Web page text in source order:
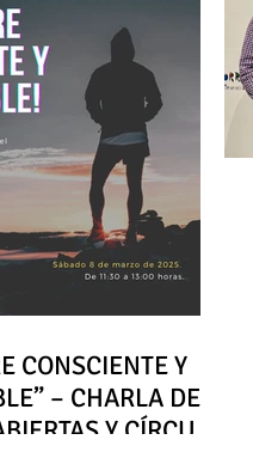
CONSCIENTE Y
– CHARLA DE
Y CÍRCULO